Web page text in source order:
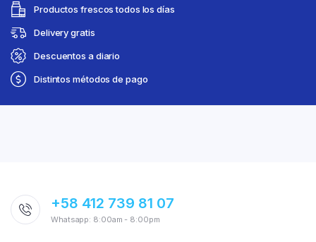
Productos frescos todos los días
Delivery gratis
Descuentos a diario
Distintos métodos de pago
+58 412 739 81 07
Whatsapp: 8:00am - 8:00pm